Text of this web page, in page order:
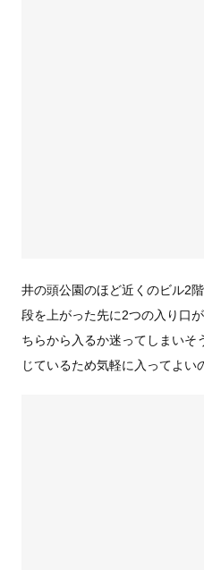
井の頭公園のほど近くのビル2階
段を上がった先に2つの入り口
ちらから入るか迷ってしまいそ
じているため気軽に入ってよい